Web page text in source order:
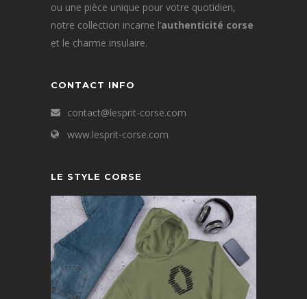
ou une pièce unique pour votre quotidien,
notre collection incarne l’authenticité corse
et le charme insulaire.
CONTACT INFO
contact@lesprit-corse.com
www.lesprit-corse.com
LE STYLE CORSE